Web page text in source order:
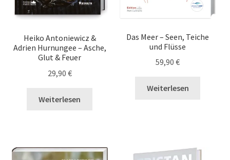
Heiko Antoniewicz &
Adrien Hurnungee – Asche,
Glut & Feuer
29,90 €
Weiterlesen
Das Meer – Seen, Teiche
und Flüsse
59,90€
Weiterlesen